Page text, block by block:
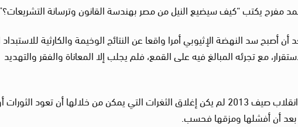
مفرح يكتب “كيف سيضيع النيل من مصر بهندسة القانون وترسانة التشريعات؟”
أصبح سد النهضة الإثيوبي أمرا واقعا عن النتائج الوخيمة والكارثية
مع تجرئه المبالغ فيه على القمع، فلم يجلب إلا المعاناة والفقر والتهديد
فهدف الرئيس عبد الفتاح السيسي قائد انقلاب صيف 2013 لم يكن إغلاق الثغرات التي يمكن من خلالها أن تعود
بعد أن أفشلها ومزقها فحسب.